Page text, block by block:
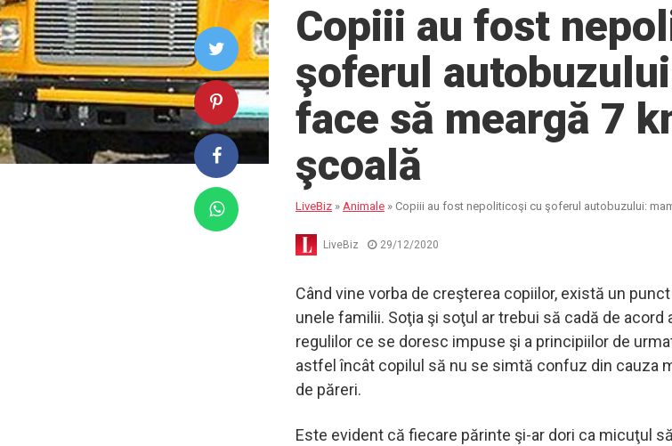
Copiii au fost
şoferul
face să meargă 7
şcoală
LiveBiz » Animale » Copiii au fost nepoliticoşi cu şoferul autobuzului:
LiveBiz 29/12/2020
Când vine vorba de creşterea copiilor, există un
unele familii. Soţia şi soţul ar trebui să cadă de acord
regulilor ce se doresc impuse şi a principiilor de
astfel încât copilul să nu se simtă confuz din cauza
de păreri.
Este evident că fiecare părinte şi-ar dori ca micuţul